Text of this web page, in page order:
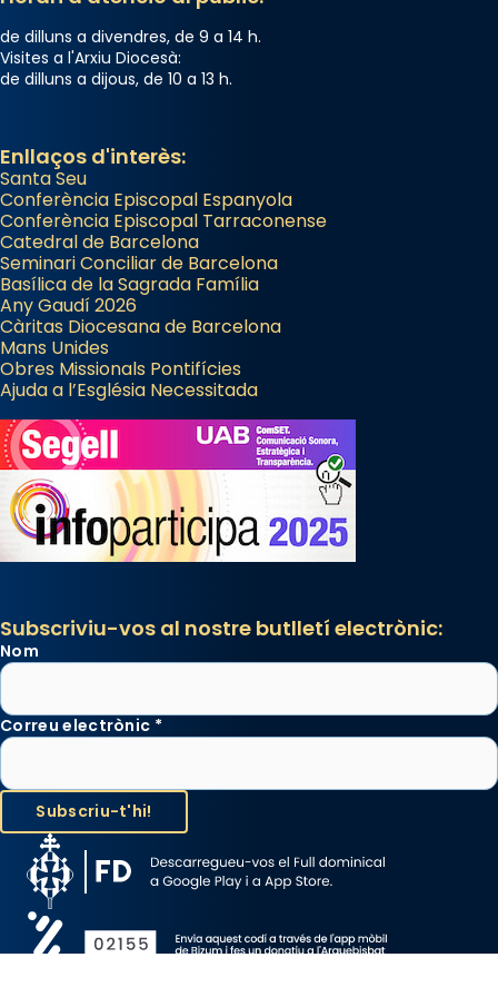
de dilluns a divendres, de 9 a 14 h.
Visites a l'Arxiu Diocesà:
de dilluns a dijous, de 10 a 13 h.
Enllaços d'interès:
Santa Seu
Conferència Episcopal Espanyola
Conferència Episcopal Tarraconense
Catedral de Barcelona
Seminari Conciliar de Barcelona
Basílica de la Sagrada Família
Any Gaudí 2026
Càritas Diocesana de Barcelona
Mans Unides
Obres Missionals Pontifícies
Ajuda a l’Església Necessitada
Subscriviu-vos al nostre butlletí electrònic:
Nom
Correu electrònic *